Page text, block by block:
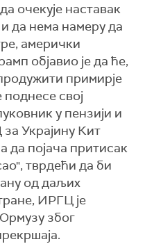
очекује наставак
да нема намеру да
амерички
објавио је да ће,
примирје
свој
у пензији и
Украјину Кит
да појача притисак
тврдећи да би
од даљих
ИРГЦ је
због